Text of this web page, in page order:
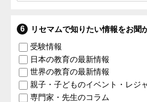
リセマムで知りたい情報をお聞
受験情報
日本の教育の最新情報
世界の教育の最新情報
親子・子どものイベント・レジ
専門家・先生のコラム